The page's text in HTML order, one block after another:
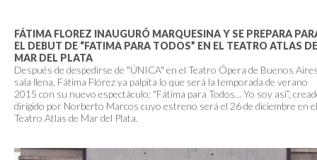
FÁTIMA FLOREZ INAUGURÓ MARQUESINA Y SE PREPARA
EL DEBUT DE “FATIMA PARA TODOS” EN EL TEATRO ATLAS DE
MAR DEL PLATA
Después de despedirse de "ÚNICA" en el Teatro Ópera de Buenos
sala llena, Fátima Flórez ya palpita lo que será la temporada de verano
2015 con su nuevo espectáculo: "Fátima para Todos... Yo soy así”,
dirigido por Norberto Marcos cuyo estreno será el 26 de diciembre en el
Teatro Atlas de Mar del Plata.